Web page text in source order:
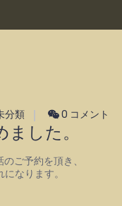
分類 0 コメント
した。
ご予約を頂き、
になります。